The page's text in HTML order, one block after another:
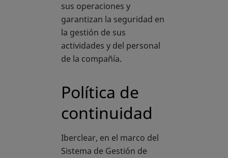
sus operaciones y
garantizan la seguridad en
la gestión de sus
actividades y del personal
de la compañía.
Política de
continuidad
Iberclear, en el marco del
Sistema de Gestión de